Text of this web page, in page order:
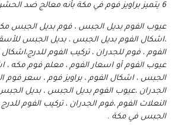
6 يتميز براويز فوم في مكة بأنه معالج ضد الحشرات .
عيوب الفوم بديل الجبس ، فوم بديل الجبس
،اشكال الفوم بديل الجبس ، بديل الجبس
الفوم ، فوم للجدران ، تركيب الفوم
عيوب الفوم أو اسعار الفوم ، معلم فوم مكه ،
الجبس ، اشكال الفوم ، براويز فوم ، سعر فوم
الجدران ،عيوب الفوم بديل الجبس ، بديل
النعلات الفوم ،فوم الجدران ، تركيب الفوم
الجبس في مكة .